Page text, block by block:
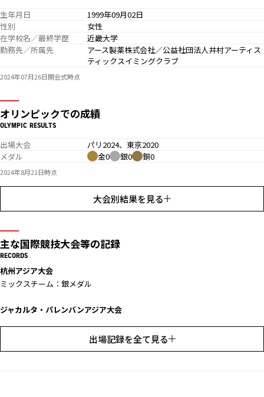
生年月日
1999年09月02日
性別
女性
在学校名／最終学歴
近畿大学
勤務先／所属先
アース製薬株式会社／公益社団法人井村アーティス
ティックスイミングクラブ
2024年07月26日開会式時点
オリンピックでの成績
OLYMPIC RESULTS
出場大会
パリ2024、東京2020
メダル
金0 銀0 銅0
2024年8月21日時点
大会別結果を見る
主な国際競技大会等の記録
RECORDS
杭州アジア大会
ミックスチーム：銀メダル
ジャカルタ・パレンバンアジア大会
出場記録を全て見る